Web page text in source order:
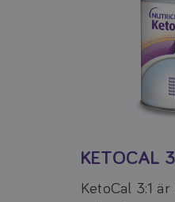
KETOCAL
KetoCal 3:1